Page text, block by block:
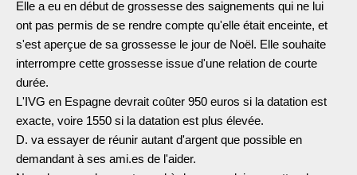
Elle a eu en début de grossesse des saignements qui ne lui
ont pas permis de se rendre compte qu'elle était enceinte, et
s'est aperçue de sa grossesse le jour de Noël. Elle souhaite
interrompre cette grossesse issue d'une relation de courte
durée.
L'IVG en Espagne devrait coûter 950 euros si la datation est
exacte, voire 1550 si la datation est plus élevée.
D. va essayer de réunir autant d'argent que possible en
demandant à ses ami.es de l'aider.